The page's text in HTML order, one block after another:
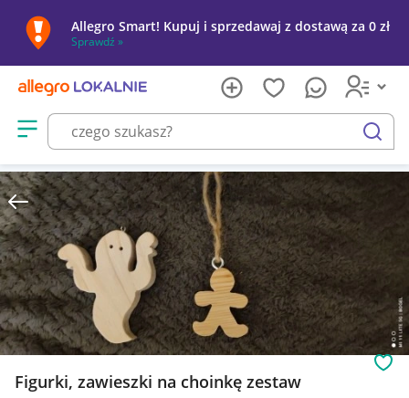
Allegro Smart! Kupuj i sprzedawaj z dostawą za 0 zł
Sprawdź »
Otwórz menu z kategoriami
szukaj
Figurki, zawieszki na choinkę zestaw